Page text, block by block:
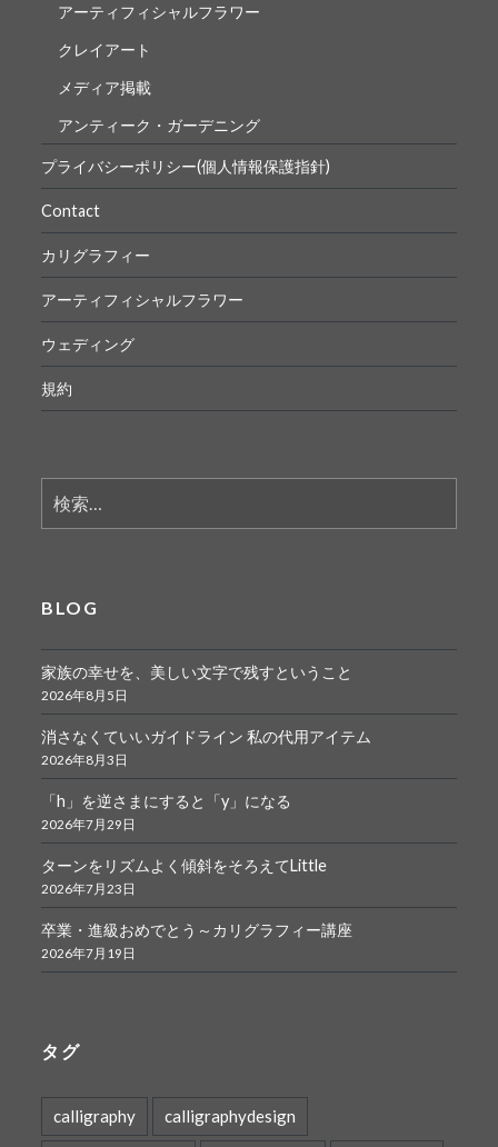
アーティフィシャルフラワー
クレイアート
メディア掲載
アンティーク・ガーデニング
プライバシーポリシー(個人情報保護指針)
Contact
カリグラフィー
アーティフィシャルフラワー
ウェディング
規約
索:
BLOG
家族の幸せを、美しい文字で残すということ
2026年8月5日
消さなくていいガイドライン 私の代用アイテム
2026年8月3日
「h」を逆さまにすると「y」になる
2026年7月29日
ターンをリズムよく傾斜をそろえてLittle
2026年7月23日
卒業・進級おめでとう～カリグラフィー講座
2026年7月19日
タグ
calligraphy calligraphydesign